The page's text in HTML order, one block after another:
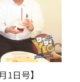
1日号】